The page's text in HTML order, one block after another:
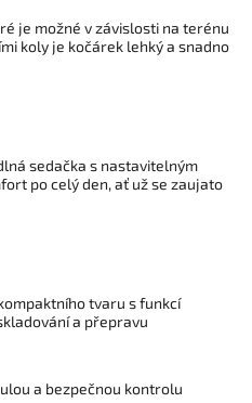
je možné v závislosti na terénu
koly je kočárek lehký a snadno
sedačka s nastavitelným
po celý den, ať už se zaujato
tvaru s funkcí
a přepravu
a bezpečnou kontrolu